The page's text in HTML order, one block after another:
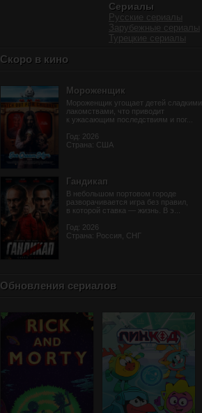
Сериалы
Русские сериалы
Зарубежные сериалы
Турецкие сериалы
Скоро в кино
Мороженщик
Мороженщик угощает детей сладкими
лакомствами, что приводит
к ужасающим последствиям и пог...
Год: 2026
Страна: США
Гандикап
В небольшом портовом городе
разворачивается игра без правил,
в которой ставка — жизнь. В э...
Год: 2026
Страна: Россия, СНГ
Обновления сериалов